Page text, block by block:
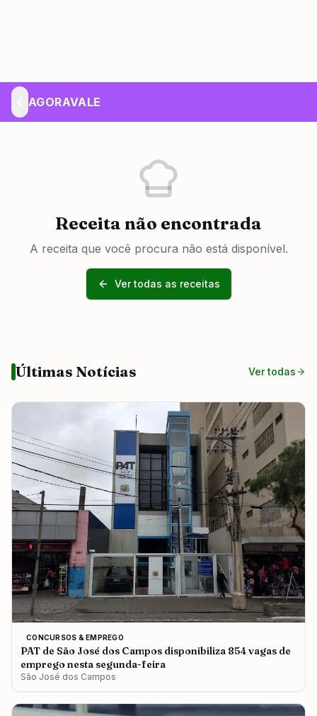
AGORAVALE
Receita não encontrada
A receita que você procura não está disponível.
Ver todas as receitas
Últimas Notícias Ver todas
CONCURSOS & EMPREGO
PAT de São José dos Campos disponibiliza 854 vagas de
emprego nesta segunda-feira
São José dos Campos